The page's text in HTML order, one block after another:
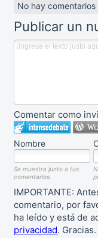
No hay
Publicar un
Comentar como
Nombre
Se muestra junto a tus
comentarios.
IMPORTANTE:
comentario, por
ha leído y está de
privacidad. Gracias.